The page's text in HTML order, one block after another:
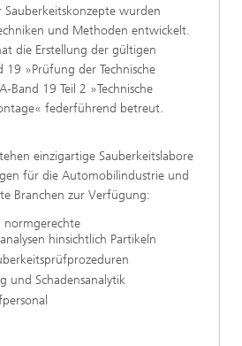
Sauberkeitskonzepte wurden
und Methoden entwickelt.
die Erstellung der gültigen
19 »Prüfung der Technische
Band 19 Teil 2 »Technische
federführend betreut.
einzigartige Sauberkeitslabore
für die Automobilindustrie und
Branchen zur Verfügung:
normgerechte
hinsichtlich Partikeln
und Schadensanalytik